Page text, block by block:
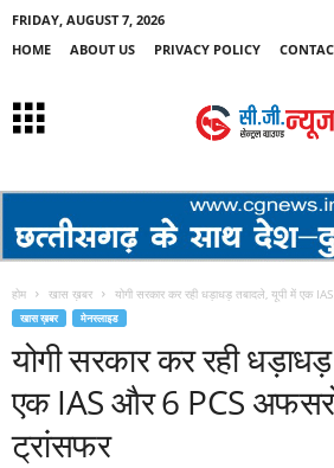
FRIDAY, AUGUST 7, 2026
HOME
ABOUT US PRIVACY POLICY
होम खास ख़बर योगी सरकार कर रही धड़ाधड़ तबादले, यूपी में एक
खास ख़बर मेनस्लाइड
योगी सरकार कर रही
एक IAS और 6 PCS
ट्रांसफर